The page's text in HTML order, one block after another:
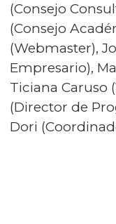
(Consejo
(Consejo
(Webmaster),
Empresario),
Ticiana Caruso
(Director de
Dori